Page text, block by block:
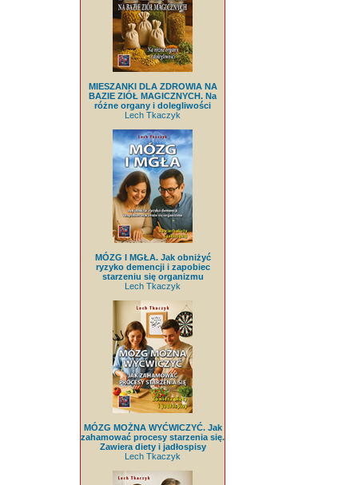
MIESZANKI DLA ZDROWIA NA
BAZIE ZIÓŁ MAGICZNYCH. Na
różne organy i dolegliwości
Lech Tkaczyk
MÓZG I MGŁA. Jak obniżyć
ryzyko demencji i zapobiec
starzeniu się organizmu
Lech Tkaczyk
MÓZG MOŻNA WYĆWICZYĆ. Jak
zahamować procesy starzenia się.
Zawiera diety i jadłospisy
Lech Tkaczyk